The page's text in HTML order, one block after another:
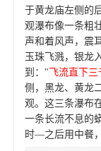
于黄龙庙左侧的
观瀑布像一条粗
声和着风声，震
玉珠飞溅，银龙
到： " 飞流直下
侧，黑龙、黄龙
观。这三条瀑布
一条长流不息的
时—之后用中餐